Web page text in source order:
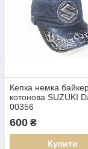
Кепка немка
котонова SUZUKI
00356
600 ₴
Купити